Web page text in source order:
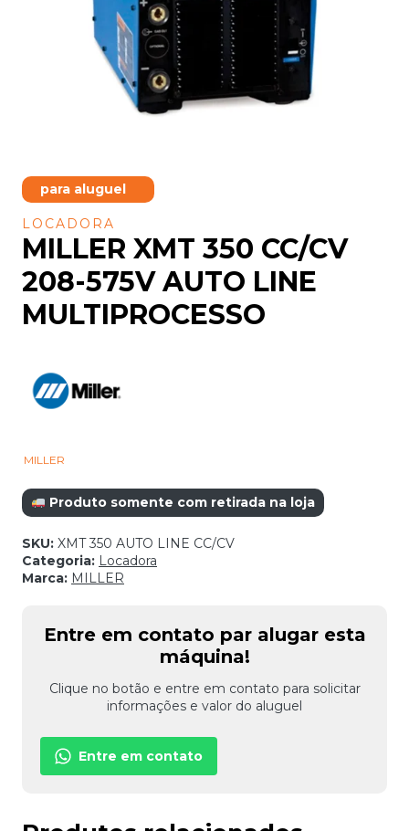
para aluguel
LOCADORA
MILLER XMT 350 CC/CV
208-575V AUTO LINE
MULTIPROCESSO
MILLER
Produto somente com retirada na loja
SKU: XMT 350 AUTO LINE CC/CV
Categoria: Locadora
Marca: MILLER
Entre em contato par alugar esta
máquina!
Clique no botão e entre em contato para solicitar
informações e valor do aluguel
Entre em contato